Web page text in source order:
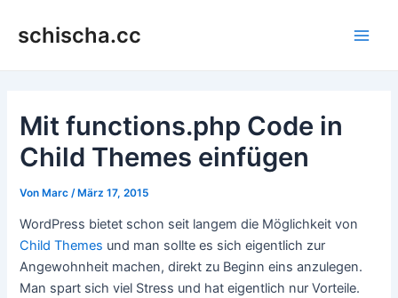
Inhaltschischa.cc
Mit functions.php Code in
Child Themes einfügen
VonMarc /März 17, 2015
WordPress bietet schon seit langem die Möglichkeit von
Child Themes und man sollte es sich eigentlich zur
Angewohnheit machen, direkt zu Beginn eins anzulegen.
Man spart sich viel Stress und hat eigentlich nur Vorteile.